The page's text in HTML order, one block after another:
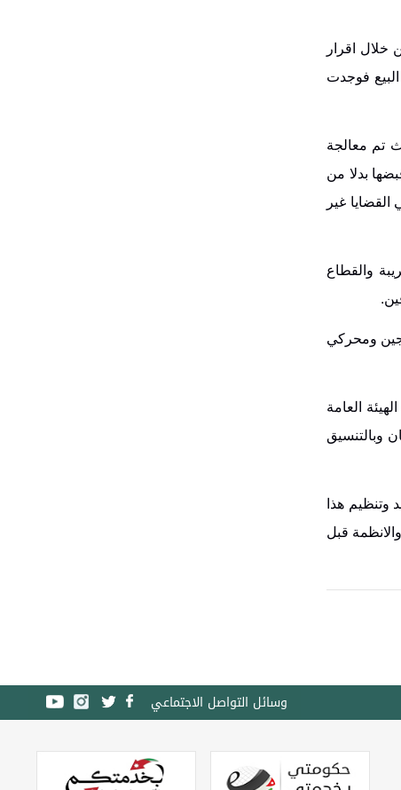
خلال اقرار
فوجدت
تم معالجة
بدلا من
غير
والقطاع
ومحركي
العامة
وبالتنسيق
هذا
قبل
وسائل التواصل الاجتماعي